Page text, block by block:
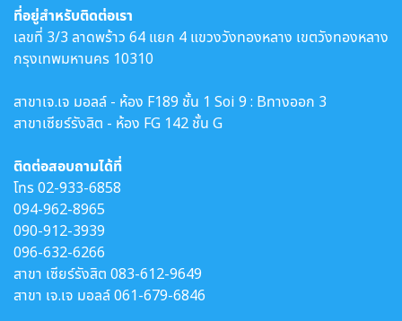
ที่อยู่สำหรับติดต่อเรา
เลขที่ 3/3 ลาดพร้าว 64 แยก 4 แขวงวังทองหลาง เขตวังทองหลาง
กรุงเทพมหานคร 10310
สาขาเจ.เจ มอลล์ - ห้อง F189 ชั้น 1 Soi 9 : Bทางออก 3
สาขาเซียร์รังสิต - ห้อง FG 142 ชั้น G
ติดต่อสอบถามได้ที่
โทร02-933-6858
094-962-8965
090-912-3939
096-632-6266
สาขา เซียร์รังสิต 083-612-9649
สาขา เจ.เจ มอลล์061-679-6846